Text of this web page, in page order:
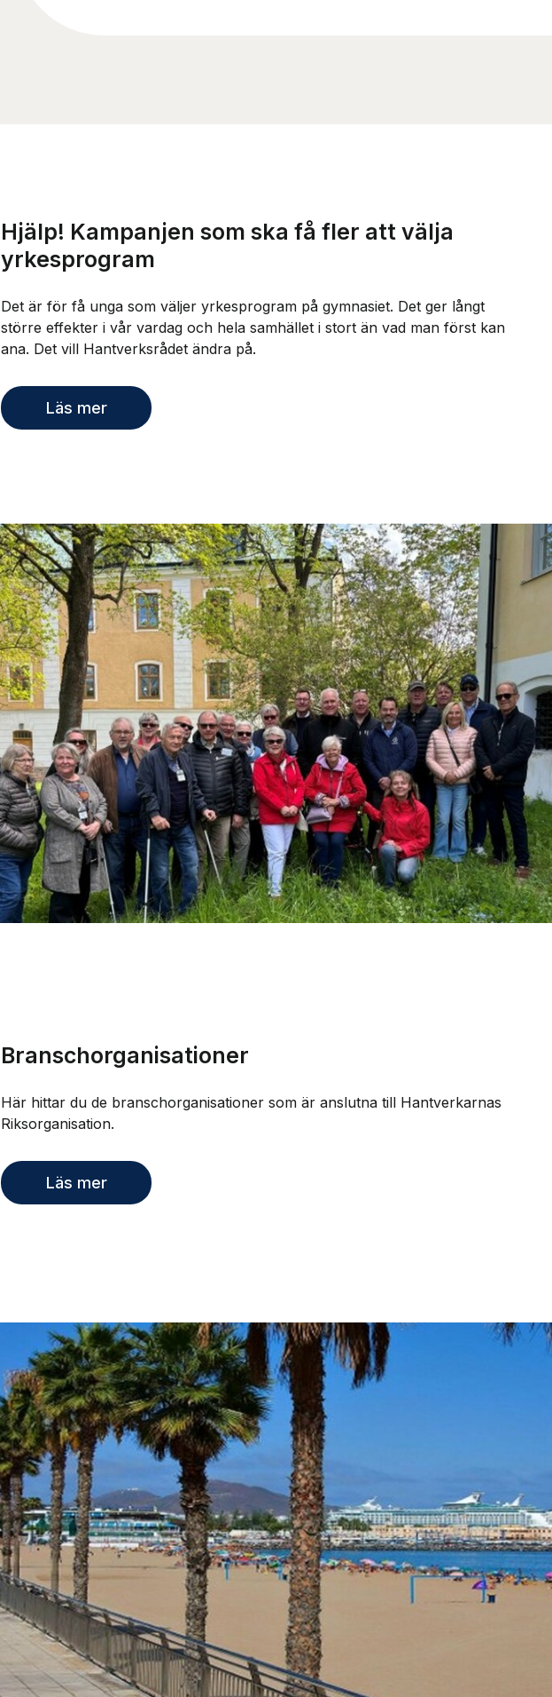
Hjälp! Kampanjen som ska få fler att välja
yrkesprogram
Det är för få unga som väljer yrkesprogram på gymnasiet. Det ger långt
större effekter i vår vardag och hela samhället i stort än vad man först kan
ana. Det vill Hantverksrådet ändra på.
Läs mer
Branschorganisationer
Här hittar du de branschorganisationer som är anslutna till Hantverkarnas
Riksorganisation.
Läs mer